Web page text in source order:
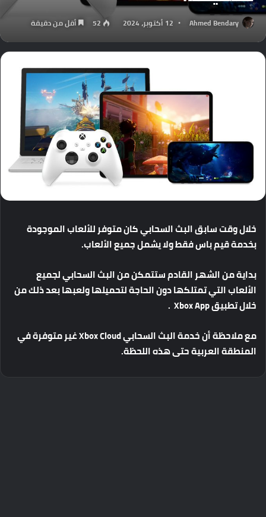
Ahmed Bendary 12 أكتوبر، 2024 52 أقل من دقيقة
خلالوقتسابقالبثالسحابيكانمتوفرللألعابالموجودة
بخدمةقيمباسفقطولايشملجميعالألعاب.
بدايةمنالشهرالقادمستتمكنمنالبثالسحابيلجميع
الألعابالتيتمتلكهادونالحاجةلتحميلهاولعبهابعدذلكمن
خلالتطبيقXbox App .
معملاحظةأنخدمةالبثالسحابي غيرمتوفرةفي
المنطقةالعربيةحتىهذهاللحظة.